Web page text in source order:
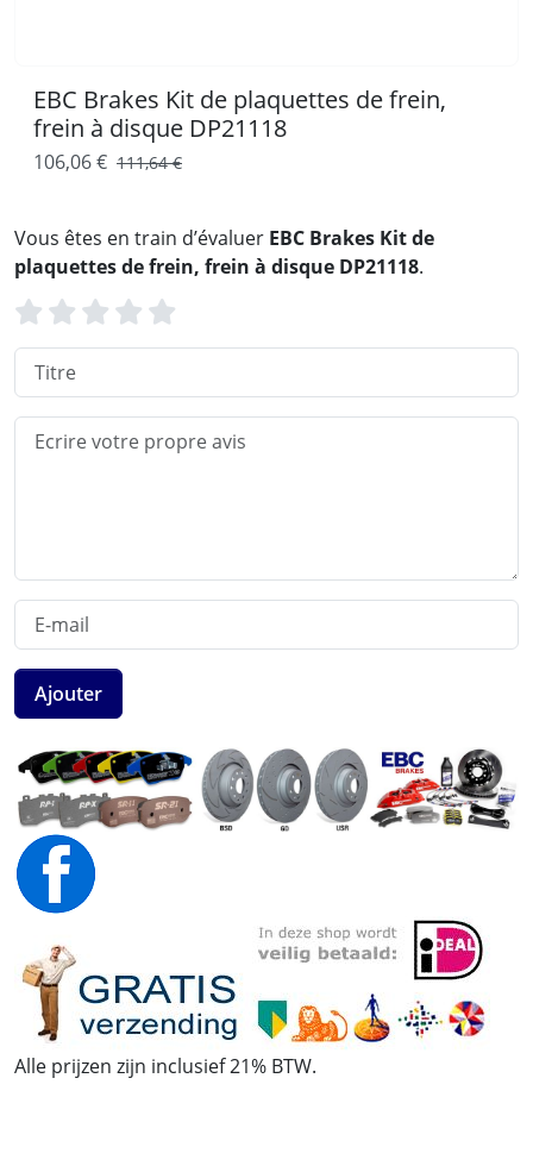
EBC Brakes Kit de plaquettes de frein,
frein à disque DP21118
106,06 € 111,64 €
Vous êtes en train d’évaluer EBC Brakes Kit de
plaquettes de frein, frein à disque DP21118.
Ajouter
Alle prijzen zijn inclusief 21% BTW.